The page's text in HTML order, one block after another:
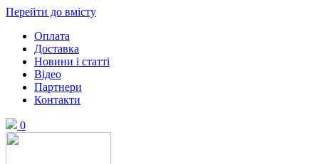
Перейти до вмісту
Оплата
Доставка
Новини і статті
Відео
Партнери
Контакти
0